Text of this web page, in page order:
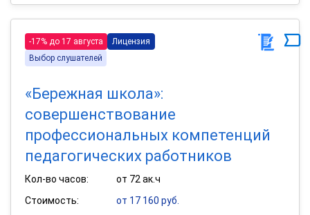
-17% до 17 августа
Лицензия
Выбор слушателей
«Бережная школа»:
совершенствование
профессиональных компетенций
педагогических работников
Кол-во часов:
от 72 ак.ч
Стоимость:
от 17 160 руб.